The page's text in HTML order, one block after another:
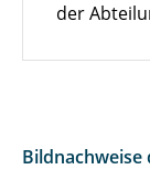
der
Bildnachweise